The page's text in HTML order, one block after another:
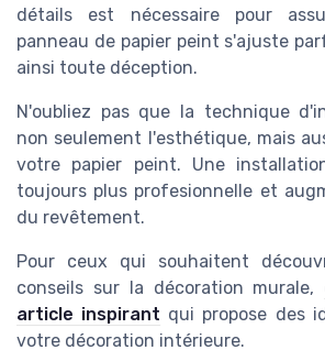
détails est nécessaire pour
panneau de papier peint s'ajuste
ainsi toute déception.
N'oubliez pas que la technique
non seulement l'esthétique, mais
votre papier peint. Une
toujours plus profesionnelle et
du revêtement.
Pour ceux qui souhaitent
conseils sur la décoration murale,
article inspirant qui propose des
votre décoration intérieure.